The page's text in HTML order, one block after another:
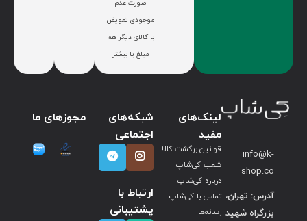
صورت عدم
موجودی تعویض
با کالای دیگر هم
مبلغ یا بیشتر
info@k-
shop.co
آدرس: تهران،
بزرگراه شهید
لینک‌های
مفید
قوانین برگشت کالا
شعب کی‌شاپ
درباره کی‌شاپ
تماس با کی‌شاپ
رسانه‌ها
شبکه‌های
اجتماعی
ارتباط با
پشتیبانی
مجوزهای ما